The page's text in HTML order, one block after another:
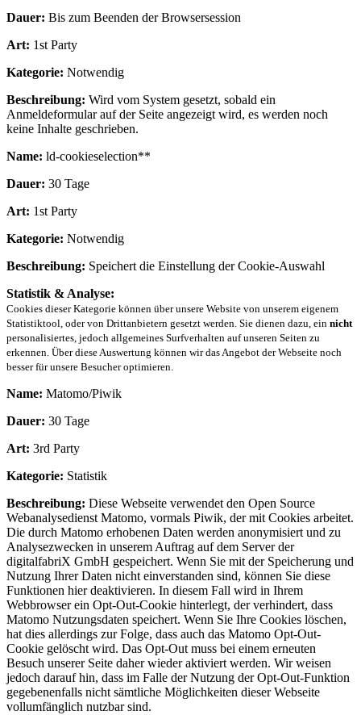
Dauer: Bis zum Beenden der Browsersession
Art: 1st Party
Kategorie: Notwendig
Beschreibung: Wird vom System gesetzt, sobald ein
Anmeldeformular auf der Seite angezeigt wird, es werden noch
keine Inhalte geschrieben.
Name: ld-cookieselection**
Dauer: 30 Tage
Art: 1st Party
Kategorie: Notwendig
Beschreibung: Speichert die Einstellung der Cookie-Auswahl
Statistik & Analyse:
Cookies dieser Kategorie können über unsere Website von unserem eigenem
Statistiktool, oder von Drittanbietern gesetzt werden. Sie dienen dazu, ein nicht
personalisiertes, jedoch allgemeines Surfverhalten auf unseren Seiten zu
erkennen. Über diese Auswertung können wir das Angebot der Webseite noch
besser für unsere Besucher optimieren.
Name: Matomo/Piwik
Dauer: 30 Tage
Art: 3rd Party
Kategorie: Statistik
Beschreibung: Diese Webseite verwendet den Open Source
Webanalysedienst Matomo, vormals Piwik, der mit Cookies arbeitet.
Die durch Matomo erhobenen Daten werden anonymisiert und zu
Analysezwecken in unserem Auftrag auf dem Server der
digitalfabriX GmbH gespeichert. Wenn Sie mit der Speicherung und
Nutzung Ihrer Daten nicht einverstanden sind, können Sie diese
Funktionen hier deaktivieren. In diesem Fall wird in Ihrem
Webbrowser ein Opt-Out-Cookie hinterlegt, der verhindert, dass
Matomo Nutzungsdaten speichert. Wenn Sie Ihre Cookies löschen,
hat dies allerdings zur Folge, dass auch das Matomo Opt-Out-
Cookie gelöscht wird. Das Opt-Out muss bei einem erneuten
Besuch unserer Seite daher wieder aktiviert werden. Wir weisen
jedoch darauf hin, dass im Falle der Nutzung der Opt-Out-Funktion
gegebenenfalls nicht sämtliche Möglichkeiten dieser Webseite
vollumfänglich nutzbar sind.